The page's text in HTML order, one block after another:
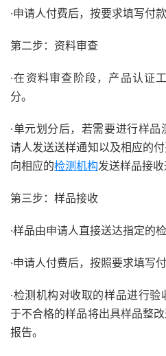
·申请人付费后，按要求填写付款
第二步：资料审查
·在资料审查阶段，产品认证
分。
·单元划分后，若需要进行样
请人发送送样通知以及相应的
向相应的检测机构发送样品接收
第三步：样品接收
·样品由申请人直接送达指定的检
·申请人付费后，按照要求填写付
·检测机构对收取的样品进行
于不合格的样品将出具样品整
报告。